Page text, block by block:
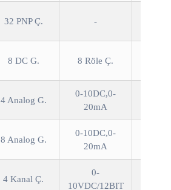
32 PNP Ç. -
8 DC G. 8 Röle Ç.
4 Analog G.
0-10DC,0-
20mA
8 Analog G.
0-10DC,0-
20mA
4 Kanal Ç.
0-
10VDC/12BIT